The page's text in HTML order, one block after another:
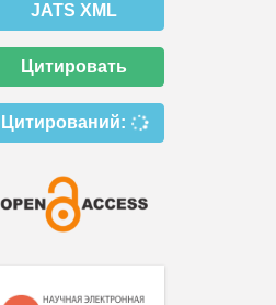
JATS XML
Цитировать
Цитирований: